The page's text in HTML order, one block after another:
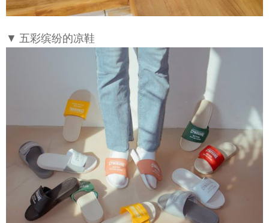
▼ 五彩缤纷的凉鞋